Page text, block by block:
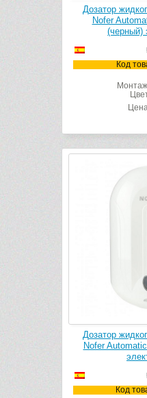
Дозатор
Nofer
(черный)
Код
Дозатор
Nofer
Код